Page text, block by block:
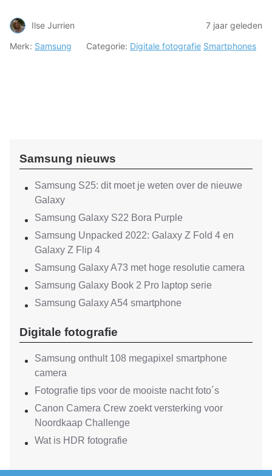
Ilse Jurrien
7 jaar geleden
Merk: Samsung Categorie: Digitale fotografie Smartphones
Samsung nieuws
Samsung S25: dit moet je weten over de nieuwe
Galaxy
Samsung Galaxy S22 Bora Purple
Samsung Unpacked 2022: Galaxy Z Fold 4 en
Galaxy Z Flip 4
Samsung Galaxy A73 met hoge resolutie camera
Samsung Galaxy Book 2 Pro laptop serie
Samsung Galaxy A54 smartphone
Digitale fotografie
Samsung onthult 108 megapixel smartphone
camera
Fotografie tips voor de mooiste nacht foto´s
Canon Camera Crew zoekt versterking voor
Noordkaap Challenge
Wat is HDR fotografie